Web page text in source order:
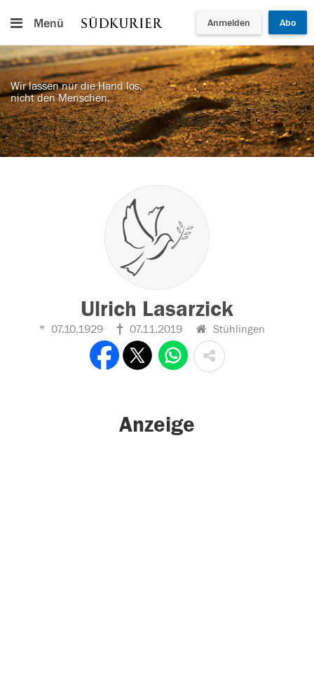
Menü Anmelden Abo
Wir lassen nur die Hand los,
nicht den Menschen.
Ulrich Lasarzick
07.10.1929 07.11.2019 Stühlingen
Anzeige